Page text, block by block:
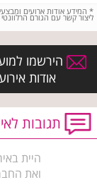
* המידע אודות ארועים
ליצור קשר עם הגורם
הירשמו
אודות
תגובות
היית
ואת